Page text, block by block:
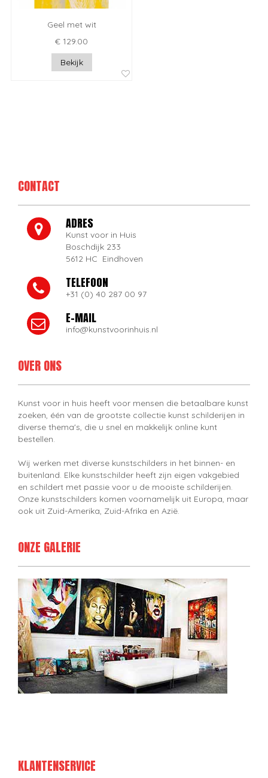
Geel met wit
€ 129.00
Bekijk
CONTACT
ADRES
Kunst voor in Huis
Boschdijk 233
5612 HC Eindhoven
TELEFOON
+31 (0) 40 287 00 97
E-MAIL
info@kunstvoorinhuis.nl
OVER ONS
Kunst voor in huis heeft voor mensen die betaalbare kunst
zoeken, één van de grootste collectie kunst schilderijen in
diverse thema's, die u snel en makkelijk online kunt
bestellen.
Wij werken met diverse kunstschilders in het binnen- en
buitenland. Elke kunstschilder heeft zijn eigen vakgebied
en schildert met passie voor u de mooiste schilderijen.
Onze kunstschilders komen voornamelijk uit Europa, maar
ook uit Zuid-Amerika, Zuid-Afrika en Azië.
ONZE GALERIE
KLANTENSERVICE